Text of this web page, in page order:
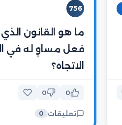
756
ما هو القانون
فعل مساوٍ له في
الاتجاه؟
0
0
تعليقات 0